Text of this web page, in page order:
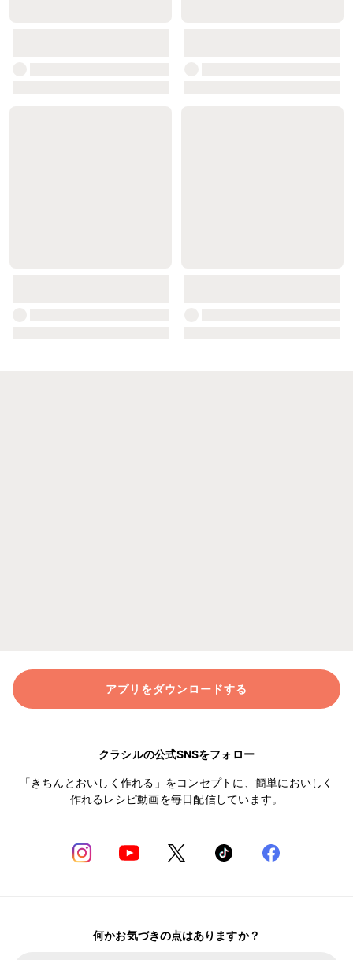
アプリをダウンロードする
クラシルの公式SNSをフォロー
「きちんとおいしく作れる」をコンセプトに、簡単においしく
作れるレシピ動画を毎日配信しています。
何かお気づきの点はありますか？